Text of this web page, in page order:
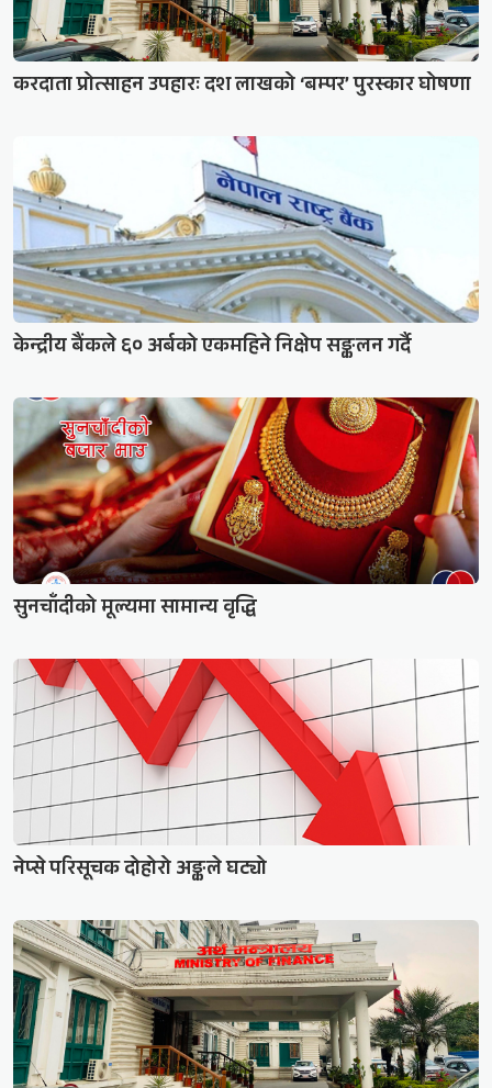
करदाता प्रोत्साहन उपहारः दश लाखको ‘बम्पर’ पुरस्कार घोषणा
केन्द्रीय बैंकले ६० अर्बको एकमहिने निक्षेप सङ्कलन गर्दै
सुनचाँदीको मूल्यमा सामान्य वृद्धि
नेप्से परिसूचक दोहोरो अङ्कले घट्यो